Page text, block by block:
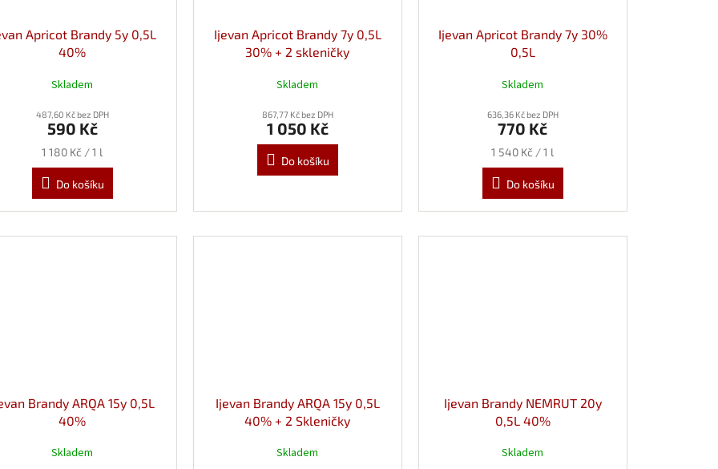
Apricot Brandy 5y 0,5L
40%
Skladem
487,60 Kč bez DPH
590 Kč
Měrná
cena:
1 180 Kč / 1 l
Do košíku
Ijevan Apricot Brandy 7y 0,5L
30% + 2 skleničky
Skladem
867,77 Kč bez DPH
1 050 Kč
Do košíku
Ijevan Apricot Brandy 7y 30%
0,5L
Skladem
636,36 Kč bez DPH
770 Kč
Měrná
cena:
1 540 Kč / 1 l
Do košíku
Brandy ARQA 15y 0,5L
40%
Skladem
Ijevan Brandy ARQA 15y 0,5L
40% + 2 Skleničky
Skladem
Ijevan Brandy NEMRUT 20y
0,5L 40%
Skladem